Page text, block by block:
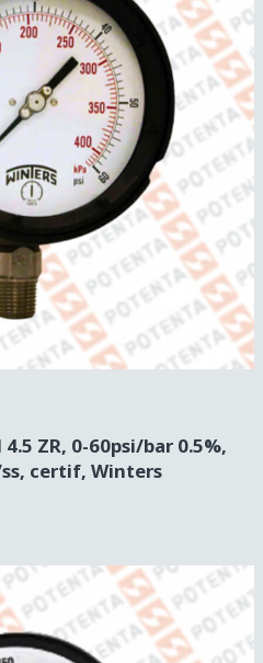
ZR, 0-60psi/bar 0.5%,
certif, Winters